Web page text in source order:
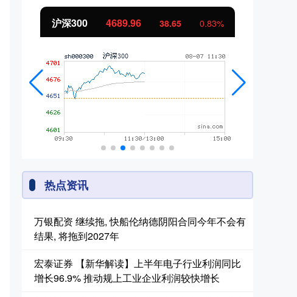
沪深300 4689.96 38.65 0.83%
热点资讯
万银配资 继续拖, 快船伦纳德阴阳合同今年不会有
结果, 将拖到2027年
宏泰证券 【新华解读】上半年电子行业利润同比
增长96.9% 推动规上工业企业利润较快增长